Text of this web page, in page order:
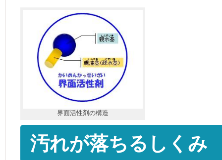
界面活性剤の構造
汚れが落ちるしくみ